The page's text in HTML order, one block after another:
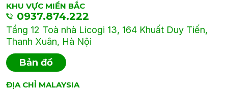
KHU VỰC MIỀN BẮC
0937.874.222
Tầng 12 Toà nhà Licogi 13, 164 Khuất Duy Tiến,
Thanh Xuân, Hà Nội
Bản đồ
ĐỊA CHỈ MALAYSIA